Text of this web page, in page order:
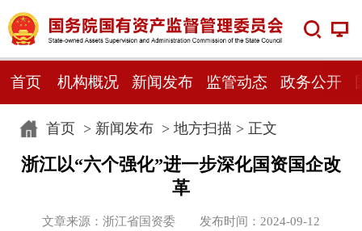
首页 机构概况 新闻发布 监管动态 政务公开
首页> 新闻发布> 地方扫描 > 正文
浙江以“六个强化”进一步深化国资国企改
革
文章来源：浙江省国资委 发布时间：2024-09-12